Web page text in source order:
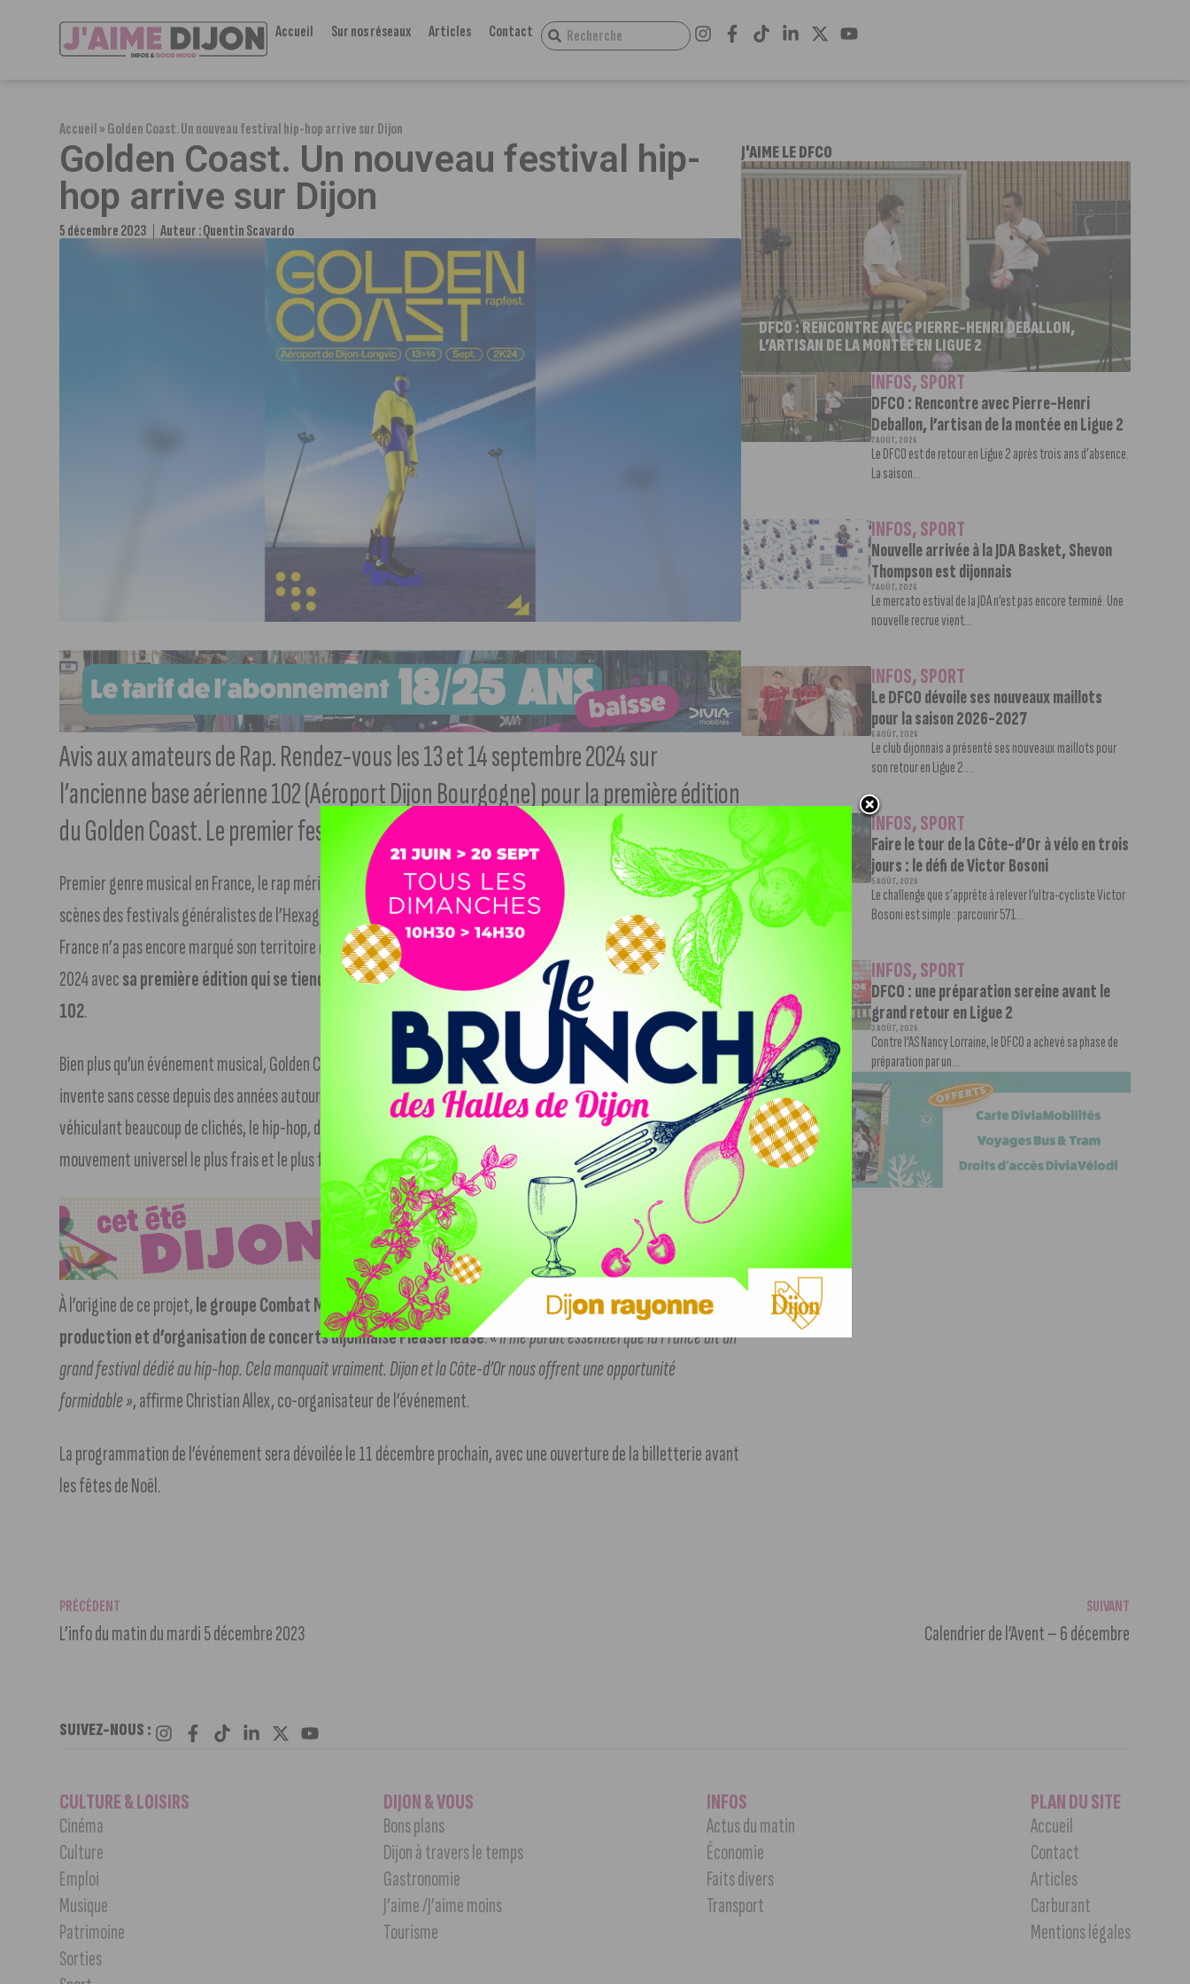
Accueil Sur nos réseaux Articles Contact
Accueil»Golden Coast. Un nouveau festival hip-hop arrive sur Dijon
Golden Coast. Un nouveau festival hip-
hop arrive sur Dijon
5 décembre 2023 Auteur :Quentin Scavardo
Avis aux amateurs de Rap. Rendez-vous les 13 et 14 septembre 2024 sur
l’ancienne base aérienne 102 (Aéroport Dijon Bourgogne) pour la première édition
du Golden Coast. Le premier festival en France dédié au hip-hop.
Premier genre musical en France, le rap méritait bien un rendez-vous qui lui était dédié à 100%. Car, même si les
scènes des festivals généralistes de l’Hexagone se voient de plus en plus conquises par les artistes hip-hop, la
France n’a pas encore marqué son territoire d’un événement fort en la matière. Golden Coast prendra cette place en
2024 avecsa première édition qui se tiendra les 13 et 14 septembre à Dijon sur l’ancienne Base Aérienne
102.
Bien plus qu’un événement musical, Golden Coast sera une « mini société » des codes qu’une nouvelle génération
invente sans cesse depuis des années autour du rap. Considéré souvent, à tort, comme un style de musique
véhiculant beaucoup de clichés, le hip-hop, dont on fêtait les 50 ans d’existence en 2023, est incontestablement le
mouvement universel le plus frais et le plus foisonnant de ces dix dernières années.
À l’origine de ce projet,le groupe Combat Media, avec à ses côtés Live Affair, PlayTwo Live et la société de
production et d’organisation de concerts dijonnaise PleasePlease. «Il me paraît essentiel que la France ait un
grand festival dédié au hip-hop. Cela manquait vraiment. Dijon et la Côte-d’Or nous offrent une opportunité
formidable », affirme Christian Allex, co-organisateur de l’événement.
La programmation de l’événement sera dévoilée le 11 décembre prochain, avec une ouverture de la billetterie avant
les fêtes de Noël.
J'AIME LE DFCO
DFCO : RENCONTRE AVEC PIERRE-HENRI DEBALLON,
L’ARTISAN DE LA MONTÉE EN LIGUE 2
INFOS,SPORT
DFCO : Rencontre avec Pierre-Henri
Deballon, l’artisan de la montée en Ligue 2
7 AOÛT, 2026
Le DFCO est de retour en Ligue 2 après trois ans d’absence.
La saison...
INFOS,SPORT
Nouvelle arrivée à la JDA Basket, Shevon
Thompson est dijonnais
7 AOÛT, 2026
Le mercato estival de la JDA n’est pas encore terminé. Une
nouvelle recrue vient...
INFOS,SPORT
Le DFCO dévoile ses nouveaux maillots
pour la saison 2026-2027
6 AOÛT, 2026
Le club dijonnais a présenté ses nouveaux maillots pour
son retour en Ligue 2....
INFOS,SPORT
Faire le tour de la Côte-d’Or à vélo en trois
jours : le défi de Victor Bosoni
5 AOÛT, 2026
Le challenge que s’apprête à relever l’ultra-cycliste Victor
Bosoni est simple : parcourir 571...
INFOS,SPORT
DFCO : une préparation sereine avant le
grand retour en Ligue 2
3 AOÛT, 2026
Contre l’AS Nancy Lorraine, le DFCO a achevé sa phase de
préparation par un...
PRÉCÉDENT
L’info du matin du mardi 5 décembre 2023
SUIVANT
Calendrier de l’Avent – 6 décembre
SUIVEZ-NOUS :
CULTURE & LOISIRS
Cinéma
Culture
Emploi
Musique
Patrimoine
Sorties
DIJON & VOUS
Bons plans
Dijon à travers le temps
Gastronomie
J’aime /J’aime moins
Tourisme
INFOS
Actus du matin
Économie
Faits divers
Transport
PLAN DU SITE
Accueil
Contact
Articles
Carburant
Mentions légales